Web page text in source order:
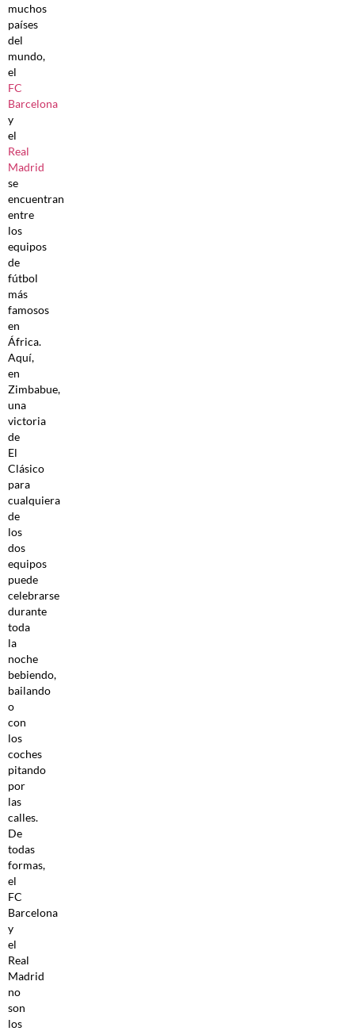
muchos
países
del
mundo,
el
FC
Barcelona
y
el
Real
Madrid
se
encuentran
entre
los
equipos
de
fútbol
más
famosos
en
África.
Aquí,
en
Zimbabue,
una
victoria
de
El
Clásico
para
cualquiera
de
los
dos
equipos
puede
celebrarse
durante
toda
la
noche
bebiendo,
bailando
o
con
los
coches
pitando
por
las
calles.
De
todas
formas,
el
FC
Barcelona
y
el
Real
Madrid
no
son
los